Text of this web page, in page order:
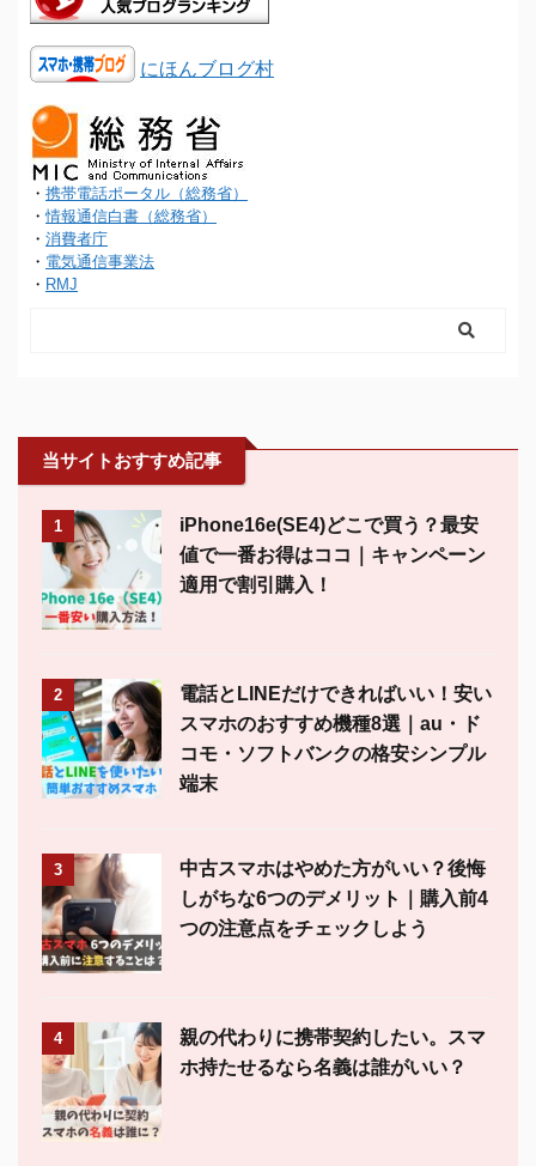
にほんブログ村
・ 携帯電話ポータル（総務省）
・情報通信白書（総務省）
・ 消費者庁
・ 電気通信事業法
・ RMJ
当サイトおすすめ記事
1
iPhone16e(SE4)どこで買う？最安
値で一番お得はココ｜キャンペーン
適用で割引購入！
2
電話とLINEだけできればいい！安い
スマホのおすすめ機種8選｜au・ド
コモ・ソフトバンクの格安シンプル
端末
3
中古スマホはやめた方がいい？後悔
しがちな6つのデメリット｜購入前4
つの注意点をチェックしよう
4
親の代わりに携帯契約したい。スマ
ホ持たせるなら名義は誰がいい？